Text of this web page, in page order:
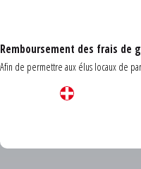
Remboursement des frais de
Afin de permettre aux élus locaux de